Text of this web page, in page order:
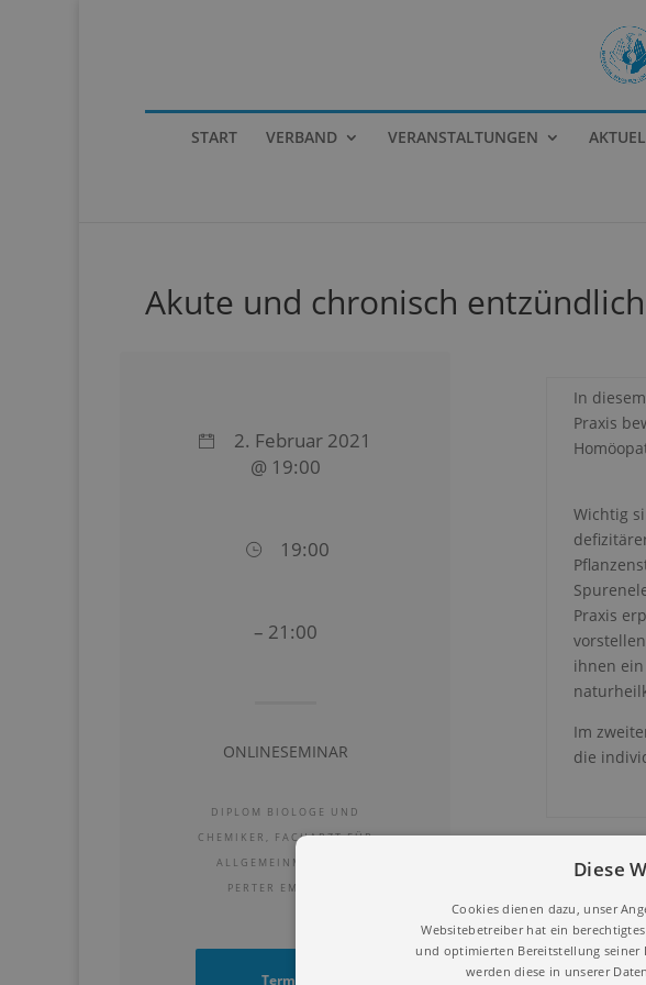
START VERBAND VERANSTALTUNGEN
Akute und chronisch
In
Praxis
Wichtig
Praxis
ihnen
Im
die
2. Februar 2021
@ 19:00
19:00
– 21:00
ONLINESEMINAR
DIPLOM BIOLOGE UND
CHEMIKER, FACHARZT FÜR
ALLGEMEINMEDIZIN,
PERTER EMMRICH
Termin
Diese
Cookies dienen dazu, unser
Websitebetreiber hat ein
und optimierten Bereitstellung seiner
werden diese in unserer